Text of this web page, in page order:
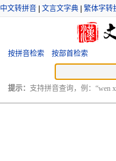
中文转拼音 文言文字典 繁体字转
按拼音检索 按部首检索
提示： 支持拼音查询，例：“wen